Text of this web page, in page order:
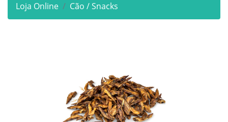
Loja Online Cão / Snacks